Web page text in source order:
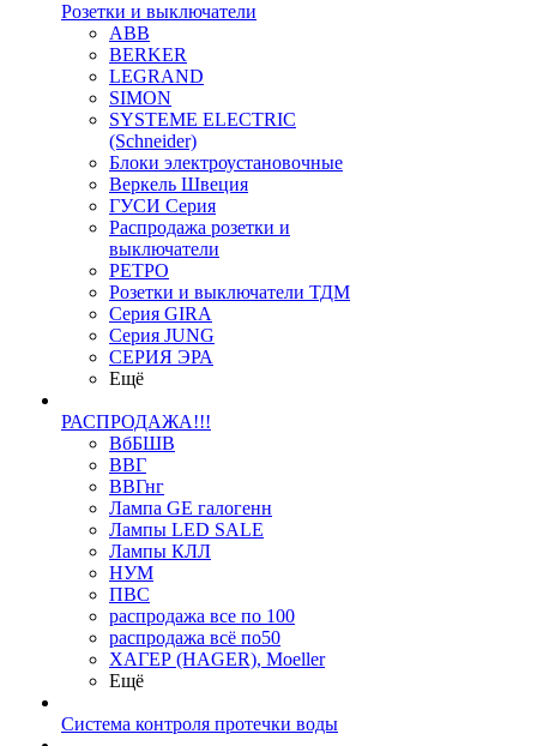
Розетки и выключатели
ABB
BERKER
LEGRAND
SIMON
SYSTEME ELECTRIC
(Schneider)
Блоки электроустановочные
Веркель Швеция
ГУСИ Серия
Распродажа розетки и
выключатели
РЕТРО
Розетки и выключатели ТДМ
Серия GIRA
Серия JUNG
СЕРИЯ ЭРА
Ещё
РАСПРОДАЖА!!!
ВбБШВ
ВВГ
ВВГнг
Лампа GE галогенн
Лампы LED SALE
Лампы КЛЛ
НУМ
ПВС
распродажа все по 100
распродажа всё по50
ХАГЕР (HAGER), Moeller
Ещё
Система контроля протечки воды